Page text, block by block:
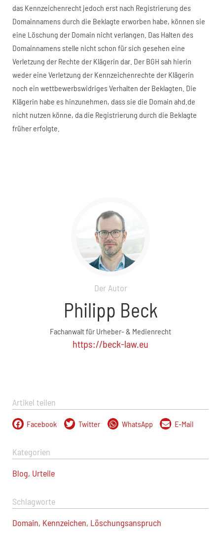
das Kennzeichenrecht jedoch erst nach Registrierung des
Domainnamens durch die Beklagte erworben habe, können sie
eine Löschung der Domain nicht verlangen. Das Halten des
Domainnamens stelle nicht schon für sich gesehen eine
Verletzung der Rechte der Klägerin dar. Der BGH sah hierin
weder eine Verletzung der Kennzeichenrechte der Klägerin
noch ein wettbewerbswidriges Verhalten der Beklagten. Die
Klägerin habe es hinzunehmen, dass sie die Domain ahd.de
nicht nutzen könne, da die Registrierung durch die Beklagte
früher erfolgte.
Der Autor
Philipp Beck
Fachanwalt für Urheber- & Medienrecht
https://beck-law.eu
Artikel teilen
Facebook Twitter WhatsApp E-Mail
Kategorien
Blog, Urteile
Schlagworte
Domain, Kennzeichen, Löschungsanspruch